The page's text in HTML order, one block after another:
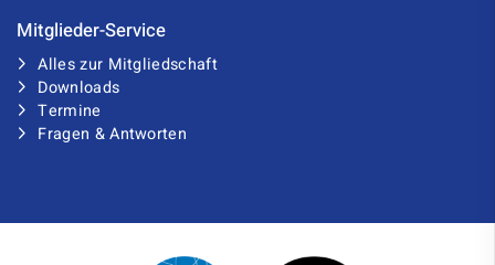
Mitglieder-Service
Alles zur Mitgliedschaft
Downloads
Termine
Fragen & Antworten